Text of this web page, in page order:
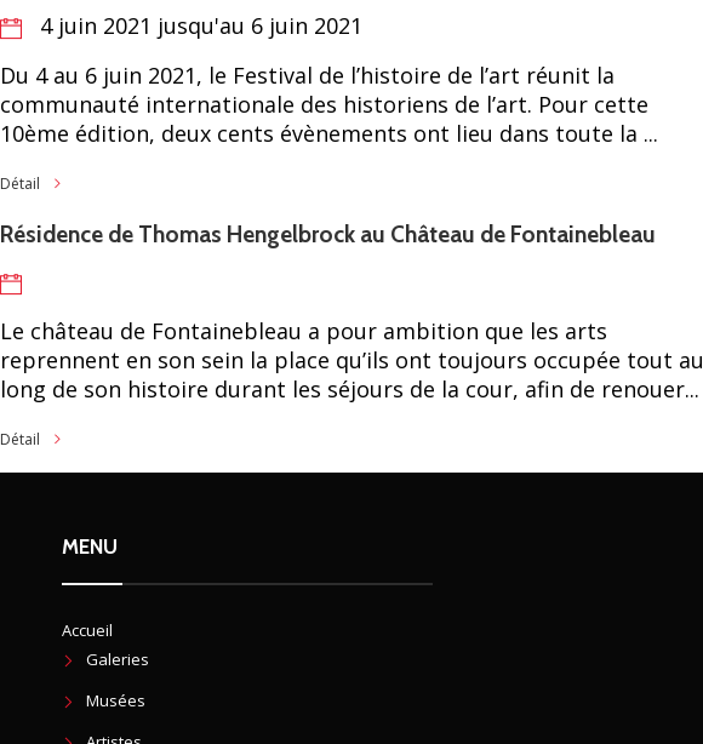
4 juin 2021 jusqu'au 6 juin 2021
Du 4 au 6 juin 2021, le Festival de l’histoire de l’art réunit la
communauté internationale des historiens de l’art. Pour cette
10ème édition, deux cents évènements ont lieu dans toute la ...
Détail
Résidence de Thomas Hengelbrock au Château de Fontainebleau
Le château de Fontainebleau a pour ambition que les arts
reprennent en son sein la place qu’ils ont toujours occupée tout au
long de son histoire durant les séjours de la cour, afin de renouer...
Détail
MENU
Accueil
Galeries
Musées